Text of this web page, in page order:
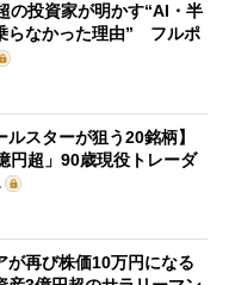
の投資家が明かす“AI・半
らなかった理由” フルポ
ルスターが狙う20銘柄】
円超」90歳現役トレーダ
が再び株価10万円になる